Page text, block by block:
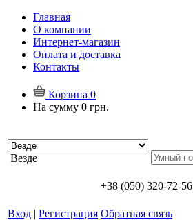
Главная
О компании
Интернет-магазин
Оплата и доставка
Контакты
Корзина 0
На сумму 0 грн.
Везде
+38 (050) 320-72-56
Вход | Регистрация Обратная связь